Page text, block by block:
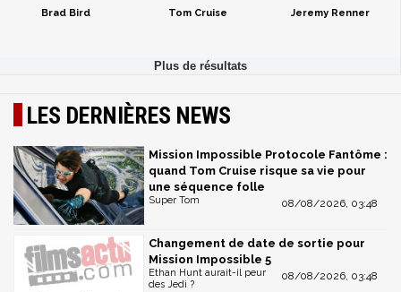
Brad Bird Tom Cruise Jeremy Renner
LES DERNIÈRES NEWS
Mission Impossible Protocole Fantôme :
quand Tom Cruise risque sa vie pour
une séquence folle
08/08/2026, 03:48
Super Tom
Changement de date de sortie pour
Mission Impossible 5
08/08/2026, 03:48
Ethan Hunt aurait-il peur
des Jedi ?